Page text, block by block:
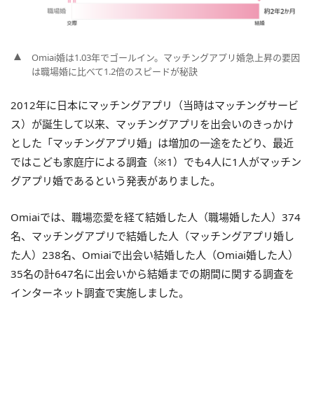
Omiai婚は1.03年でゴールイン。マッチングアプリ婚急上昇の要因
は職場婚に比べて1.2倍のスピードが秘訣
2012年に日本にマッチングアプリ（当時はマッチングサービ
ス）が誕生して以来、マッチングアプリを出会いのきっかけ
とした「マッチングアプリ婚」は増加の一途をたどり、最近
ではこども家庭庁による調査（※1）でも4人に1人がマッチン
グアプリ婚であるという発表がありました。
Omiaiでは、職場恋愛を経て結婚した人（職場婚した人）374
名、マッチングアプリで結婚した人（マッチングアプリ婚し
た人）238名、Omiaiで出会い結婚した人（Omiai婚した人）
35名の計647名に出会いから結婚までの期間に関する調査を
インターネット調査で実施しました。